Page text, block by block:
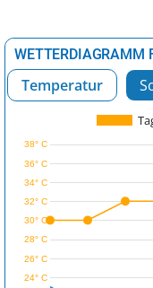
WETTERDIAGRAMM
Temperatur
24° C
26° C
28° C
30° C
32° C
34° C
36° C
38° C